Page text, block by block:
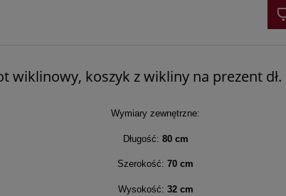
wiklinowy, koszyk z wikliny na prezent dł.
Wymiary zewnętrzne:
Długość: 80 cm
Szerokość:70 cm
Wysokość: 32 cm